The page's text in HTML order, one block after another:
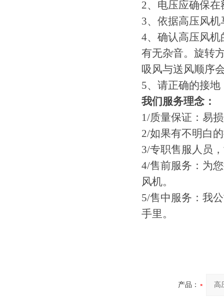
2、电压应确保
3、依据高压风
4、确认高压风
有无杂音。旋转
吸风与送风顺序
5、请正确的接
我们服务理念：
1/质量保证：易
2/如果有不明白
3/专职售服人员
4/售前服务：为
风机。
5/售中服务：我
手里。
产品：